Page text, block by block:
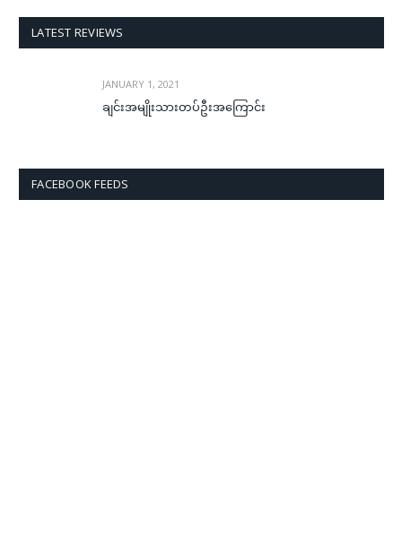
LATEST REVIEWS
JANUARY 1, 2021
ချင်းအမျိုးသားတပ်ဦးအကြောင်း
FACEBOOK FEEDS